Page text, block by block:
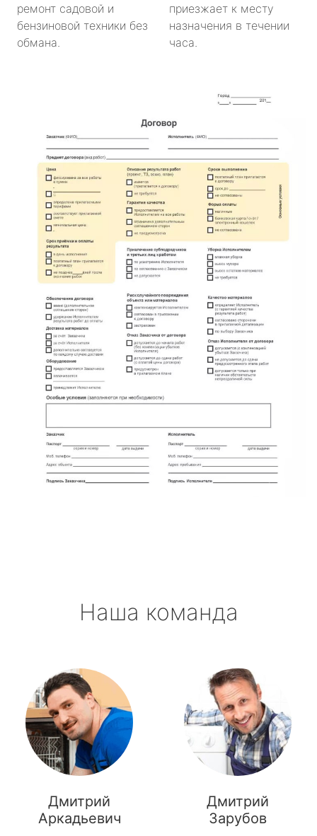
ремонт садовой и
бензиновой техники без
обмана.
приезжает к месту
назначения в течении
часа.
Наша команда
Дмитрий
Аркадьевич
Дмитрий
Зарубов